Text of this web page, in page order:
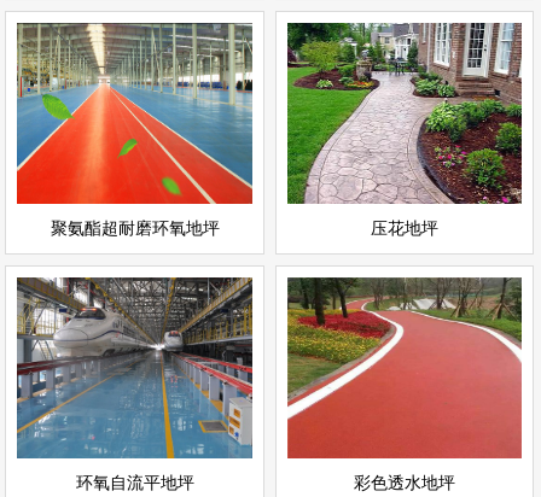
聚氨酯超耐磨环氧地坪
聚氨酯超耐磨环氧地坪
聚氨酯地坪
立即询问
压花地坪
压花地坪
彩色地坪
查看详情
立即询问
环氧自流平地坪
环氧自流平地坪
环氧地坪
立即询问
彩色透水地坪
彩色透水地坪
运动场地坪
查看详情
立即询问